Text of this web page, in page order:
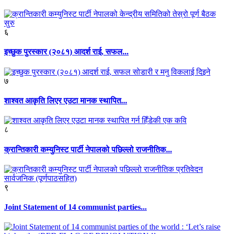
६
इच्छुक पुरस्कार (२०८१) आदर्श राई, सफल...
७
शाश्वत आकृति लिएर एउटा मानक स्थापित...
८
क्रान्तिकारी कम्युनिस्ट पार्टी नेपालको पछिल्लो राजनीतिक...
९
Joint Statement of 14 communist parties...